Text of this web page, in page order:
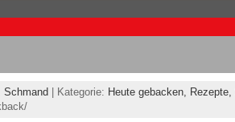
Schmand | Kategorie: Heute gebacken, Rezepte,